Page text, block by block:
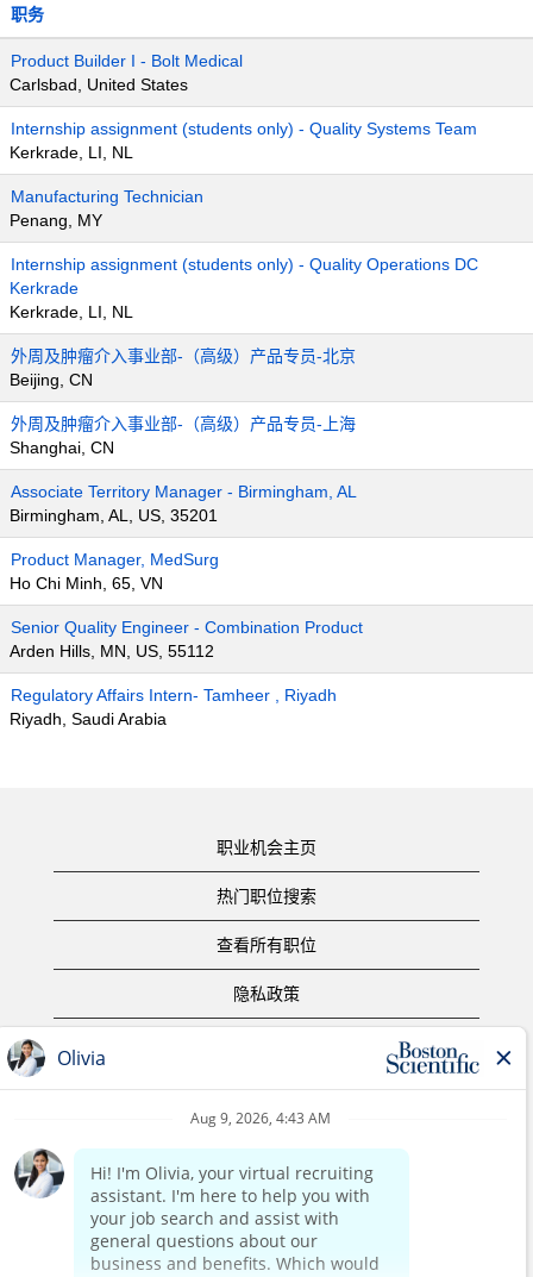
职务
Product Builder I - Bolt Medical
Carlsbad, United States
Internship assignment (students only) - Quality Systems Team
Kerkrade, LI, NL
Manufacturing Technician
Penang, MY
Internship assignment (students only) - Quality Operations DC
Kerkrade
Kerkrade, LI, NL
外周及肿瘤介入事业部-（高级）产品专员-北京
Beijing, CN
外周及肿瘤介入事业部-（高级）产品专员-上海
Shanghai, CN
Associate Territory Manager - Birmingham, AL
Birmingham, AL, US, 35201
Product Manager, MedSurg
Ho Chi Minh, 65, VN
Senior Quality Engineer - Combination Product
Arden Hills, MN, US, 55112
Regulatory Affairs Intern- Tamheer , Riyadh
Riyadh, Saudi Arabia
职业机会主页
热门职位搜索
查看所有职位
隐私政策
版权声明
公司主页